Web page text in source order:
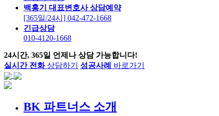
백홍기 대표변호사 상담예약
[365일/24시] 042-472-1668
긴급상담
010-4120-1668
24시간, 365일 언제나 상담 가능합니다!
실시간 전화상담하기 성공사례 바로가기
BK 파트너스 소개